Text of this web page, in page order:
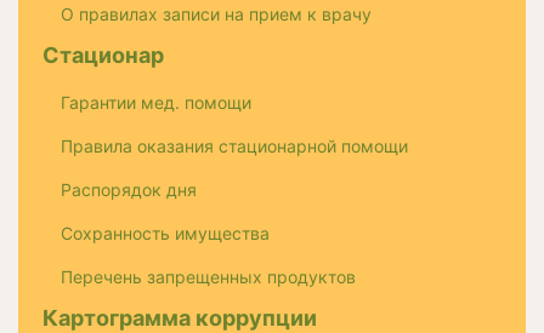
О правилах записи на прием к врачу
Стационар
Гарантии мед. помощи
Правила оказания стационарной помощи
Распорядок дня
Сохранность имущества
Перечень запрещенных продуктов
Картограмма коррупции